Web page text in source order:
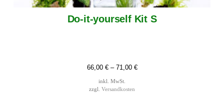
Do-it-yourself Kit S
66,00 €– 71,00 €
inkl. MwSt.
zzgl. Versandkosten